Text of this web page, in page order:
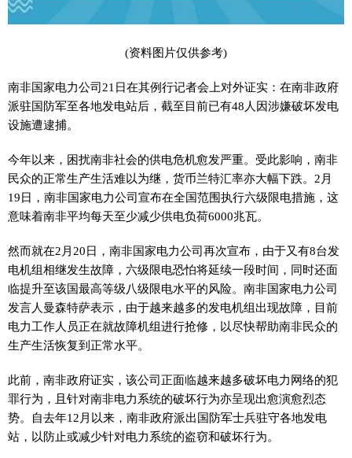
(资料图片仅供参考)
南非国家电力公司21日在其例行记者会上对外证实：在南非政府
派驻国防军至各地发电站后，截至目前已有48人因涉嫌破坏发电
设施遭逮捕。
今年以来，困扰南非社会的供电危机愈发严重。受此影响，南非
民众的正常生产生活难以为继，货币兰特汇率亦大幅下跌。2月
19日，南非国家电力公司宣布在全国范围执行六级限电措施，这
意味着南非平均每天至少减少供电负荷6000兆瓦。
然而就在2月20日，南非国家电力公司再次宣布，由于又有8台发
电机组相继发生故障，六级限电恐怕将延续一段时间，同时还面
临提升至该国最高等级八级限电水平的风险。南非国家电力公司
发言人曼森特萨表示，由于越来越多的发电机组出现故障，目前
电力工作人员正在就故障机组进行抢修，以尽快帮助南非民众的
生产生活恢复到正常水平。
此前，南非政府证实，该公司正面临越来越多破坏电力网络的犯
罪行为，且针对南非电力系统的破坏行为亦呈现出愈演愈烈态
势。自去年12月以来，南非政府派出国防军士兵驻守各地发电
站，以防止或减少针对电力系统的盗窃和破坏行为。